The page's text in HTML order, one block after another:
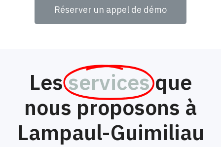
Réserver un appel de démo
Lesservices que
nous proposons à
Lampaul-Guimiliau